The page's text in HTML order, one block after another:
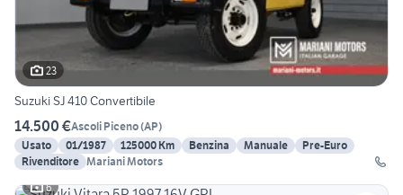
23
Suzuki SJ 410 Convertibile
14.500 €Ascoli Piceno(AP)
Usato
01/1987 125000 Km Benzina Manuale
Pre-Euro
Rivenditore Mariani Motors
6